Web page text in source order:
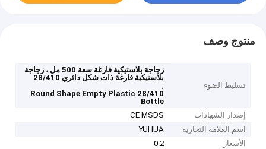
منتوج وصف
تسليط الضوء
زجاجة بلاستيكية فارغة سعة 500 مل ، زجاجة
بلاستيكية فارغة ذات شكل دائري 28/410
,
28/410 Round Shape Empty Plastic
Bottle
إصدار الشهادات
CE MSDS
اسم العلامة التجارية
YUHUA
الأسعار
0.2